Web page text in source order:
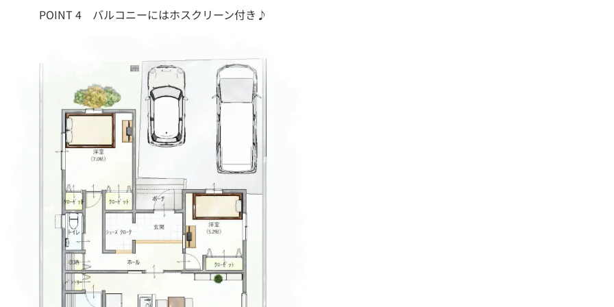
POINT 4 バルコニーにはホスクリーン付き♪